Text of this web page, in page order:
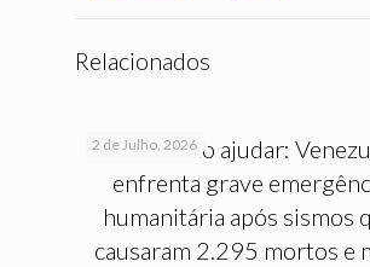
Relacionados
2 de Julho, 2026
Saiba como ajudar:
enfrenta grave
humanitária após sismos
causaram 2.295 mortos e